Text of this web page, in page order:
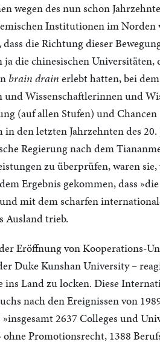
wegen des nun schon
Institutionen im Norden
die Richtung dieser
ja die chinesischen Universitäten,
brain drain erlebt hatten, bei
Wissenschaftlerinnen und
(auf allen Stufen) und
den letzten Jahrzehnten des
Regierung nach dem
zu überprüfen, waren
Ergebnis gekommen, dass
mit dem scharfen
Ausland trieb.
Eröffnung von Kooperations-
Duke Kunshan University –
Land zu locken. Diese
nach den Ereignissen von
2637 Colleges und
ohne Promotionsrecht, 1388